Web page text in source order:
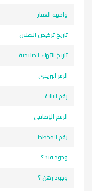
واجهة العقار
تاريخ ترخيص الاعلان
تاريخ انتهاء الصلاحية
الرمز البريدي
رقم البناية
الرقم الإضافي
رقم المخطط
وجود قيد ؟
وجود رهن ؟